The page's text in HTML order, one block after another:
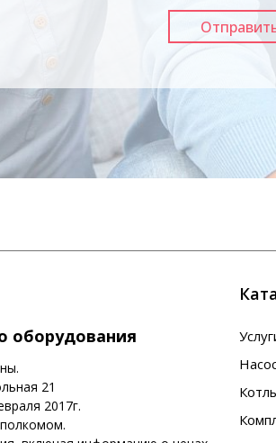
оборудования
21
2017г.